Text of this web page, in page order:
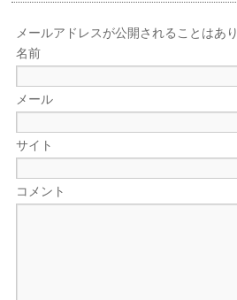
メールアドレスが公開されることはあ
名前
メール
サイト
コメント